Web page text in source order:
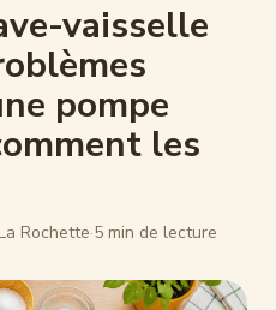
vaisselle
pompe
les
Rochette·5 min de lecture